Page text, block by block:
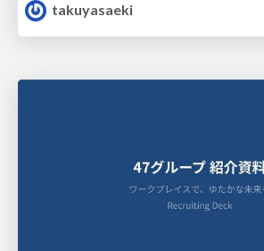
takuyasaeki